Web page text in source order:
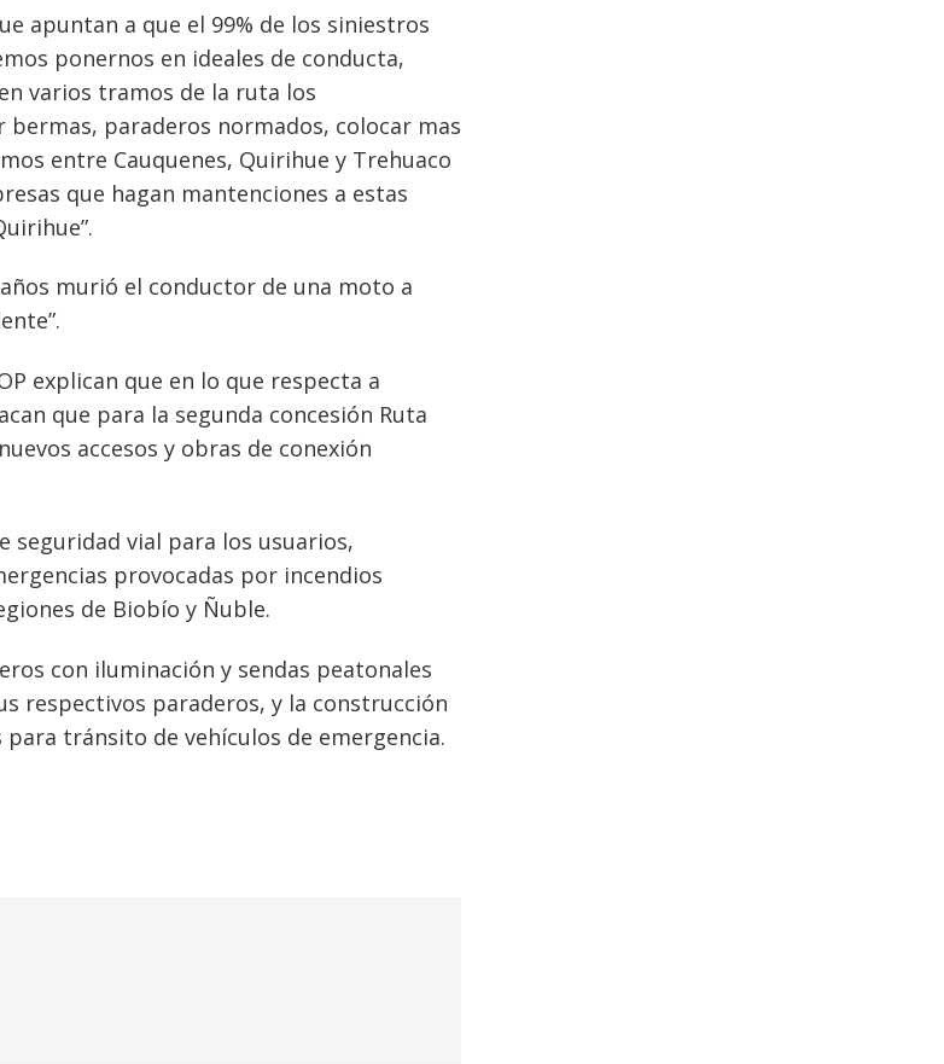
apuntan a que el 99% de los siniestros
ponernos en ideales de conducta,
varios tramos de la ruta los
paraderos normados, colocar mas
entre Cauquenes, Quirihue y Trehuaco
que hagan mantenciones a estas
murió el conductor de una moto a
explican que en lo que respecta a
que para la segunda concesión Ruta
accesos y obras de conexión
seguridad vial para los usuarios,
provocadas por incendios
de Biobío y Ñuble.
con iluminación y sendas peatonales
respectivos paraderos, y la construcción
tránsito de vehículos de emergencia.